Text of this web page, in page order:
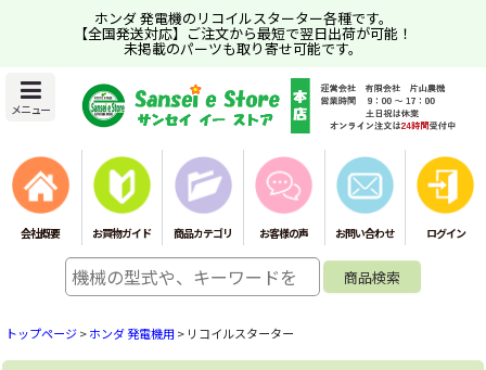
ホンダ 発電機のリコイルスターター各種です。
【全国発送対応】ご注文から最短で翌日出荷が可能！
未掲載のパーツも取り寄せ可能です。
メニュー
会社概要 お買物ガイド 商品カテゴリ お客様の声 お問い合わせ ログイン
トップページ>ホンダ 発電機用 > リコイルスターター